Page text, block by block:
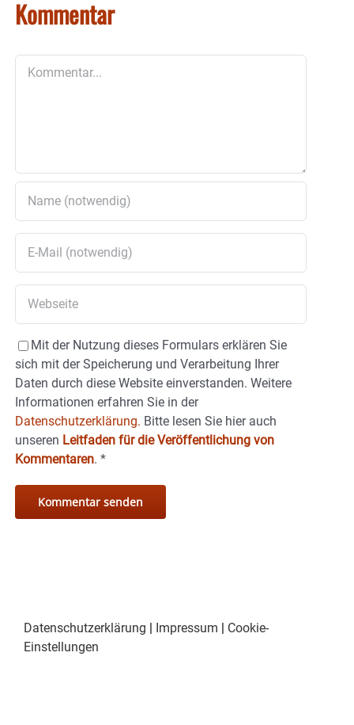
Kommentar
Mit der Nutzung dieses Formulars erklären Sie
sich mit der Speicherung und Verarbeitung Ihrer
Daten durch diese Website einverstanden. Weitere
Informationen erfahren Sie in der
Datenschutzerklärung. Bitte lesen Sie hier auch
unseren Leitfaden für die Veröffentlichung von
Kommentaren. *
Datenschutzerklärung | Impressum | Cookie-
Einstellungen